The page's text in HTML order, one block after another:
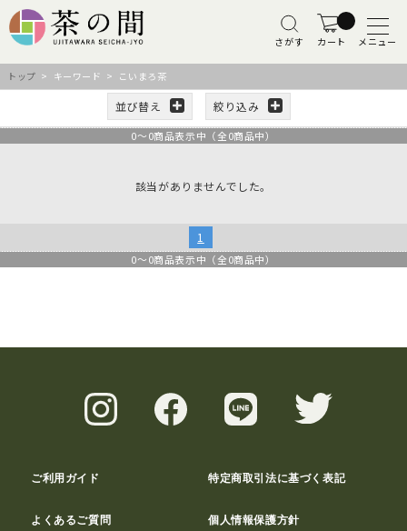
さがす カート メニュー
トップ > キーワード > こいまろ茶
並び替え 絞り込み
0～0商品表示中（全0商品中）
該当がありませんでした。
1
0～0商品表示中（全0商品中）
ご利用ガイド 特定商取引法に基づく表記
よくあるご質問 個人情報保護方針